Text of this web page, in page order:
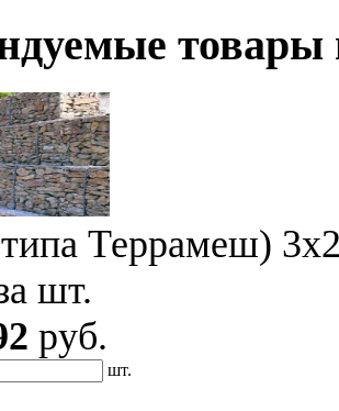
товары
Террамеш)
шт.
руб.
шт.